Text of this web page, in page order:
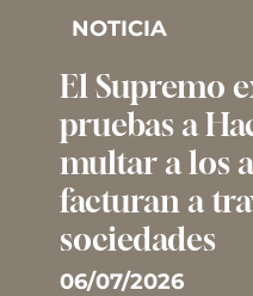
NOTICIA
El Supremo
pruebas a
multar a los
facturan a
sociedades
06/07/2026